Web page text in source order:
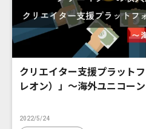
クリエイター支援プラット
レオン）」〜海外ユニコー
2022/5/24